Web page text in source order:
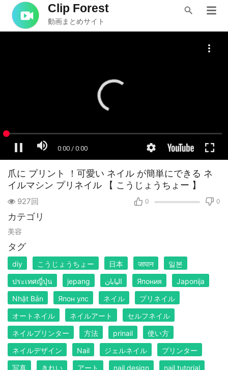
Clip Forest
動画まとめサイト
爪に プリント ！可愛い ネイル が簡単にできる ネ
イルマシン プリネイル 【 こうじょうちょー 】
0 0
927回
カテゴリ
美容
タグ
diy こうじょうちょー 日本 जापान
일본
ประเทศญี่ปุ่น
jepang اليابان Япония
Japonija
Nhật Bản
Япон улс ネイル
プリネイル
オートネイル
ネイルアート
セルフネイル
ネイルプリンター
方法 prinail
使い方
ネイルデザイン
Nail ジェルネイル
プリンター
写真
きれい アート nail design
nail tutorial